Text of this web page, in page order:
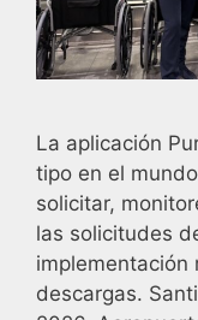
La aplicación
tipo en el
solicitar,
las solicitudes
implementación
descargas.